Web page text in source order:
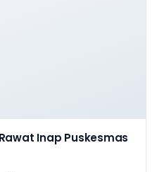
Inap Puskesmas